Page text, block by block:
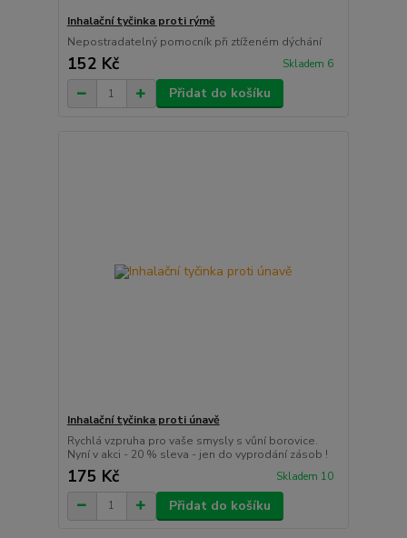
Inhalační tyčinka proti rýmě
Nepostradatelný pomocník při ztíženém dýchání
152 Kč Skladem 6
Přidat do košíku
Inhalační tyčinka proti únavě
Rychlá vzpruha pro vaše smysly s vůní borovice.
Nyní v akci - 20 % sleva - jen do vyprodání zásob !
175 Kč Skladem 10
Přidat do košíku